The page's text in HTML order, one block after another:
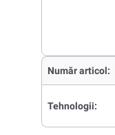
Număr articol:
Tehnologii: